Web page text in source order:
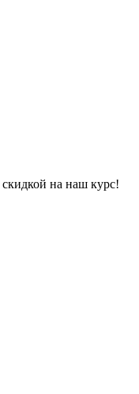
на наш курс!